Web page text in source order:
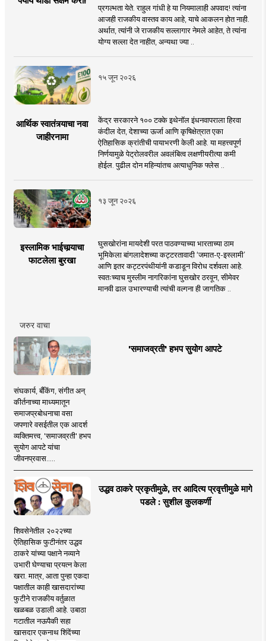
प्रगल्भता येते. राहुल गांधी हे या नियमालाही अपवाद! त्यांना
आजही राजकीय वास्तव काय आहे, याचे आकलन होत नाही.
अर्थात, त्यांनी जे राजकीय सल्लागार नेमले आहेत, ते त्यांना
योग्य सल्ला देत नाहीत, अन्यथा ज्या ..
१५ जून २०२६
आर्थिक स्वातंत्र्याचा नवा
जाहीरनामा
केंद्र सरकारने १०० टक्के इथेनॉल इंधनवापराला हिरवा
कंदील देत, देशाच्या ऊर्जा आणि कृषिक्षेत्रात एका
ऐतिहासिक क्रांतीची पायाभरणी केली आहे. या महत्त्वपूर्ण
निर्णयामुळे पेट्रोलवरील अवलंबित्व लक्षणीयरीत्या कमी
होईल. पुढील दोन महिन्यांतच अत्याधुनिक फ्लेस ..
१३ जून २०२६
इस्लामिक भाईचार्‍याचा
फाटलेला बुरखा
घुसखोरांना मायदेशी परत पाठवण्याच्या भारताच्या ठाम
भूमिकेला बांगलादेशच्या कट्टरतावादी ‘जमात-ए-इस्लामी’
आणि इतर कट्टरपंथीयांनी कडाडून विरोध दर्शवला आहे.
स्वतःच्याच मुस्लीम नागरिकांना घुसखोर ठरवून, सीमेवर
मानवी ढाल उभारण्याची त्यांची वल्गना ही जागतिक ..
जरुर वाचा
'समाजव्रती' हभप सुयोग आपटे
संघकार्य, बँकिंग, संगीत अन्
कीर्तनाच्या माध्यमातून
समाजप्रबोधनाचा वसा
जपणारे वसईतील एक आदर्श
व्यक्तिमत्त्व, 'समाजव्रती' हभप
सुयोग आपटे यांचा
जीवनप्रवास.....
उद्धव ठाकरे प्रकृतीमुळे, तर आदित्य प्रवृत्तीमुळे मागे
पडले : सुशील कुलकर्णी
शिवसेनेतील २०२२च्या
ऐतिहासिक फुटीनंतर उद्धव
ठाकरे यांच्या पक्षाने नव्याने
उभारी घेण्याचा प्रयत्न केला
खरा. मात्र, आता पुन्हा एकदा
पक्षातील काही खासदारांच्या
फुटीने राजकीय वर्तुळात
खळबळ उडाली आहे. उबाठा
गटातील नऊपैकी सहा
खासदार एकनाथ शिंदेंच्या